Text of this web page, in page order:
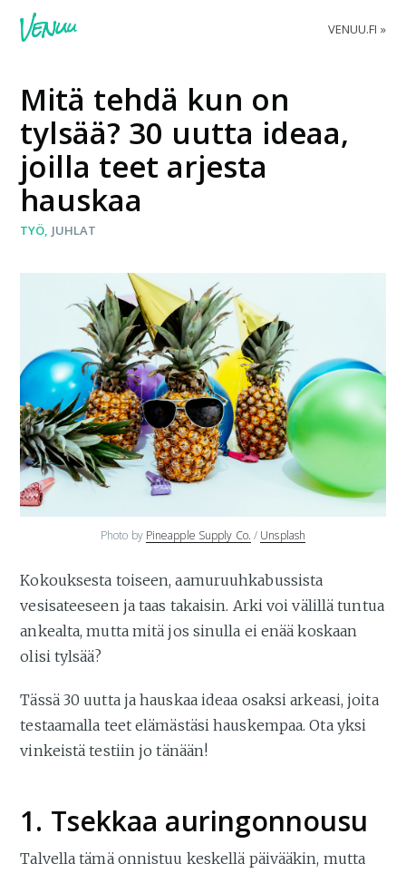
VENUU.FI
Mitä tehdä kun on
tylsää? 30 uutta ideaa,
joilla teet arjesta
hauskaa
TYÖ JUHLAT
Photo by Pineapple Supply Co. / Unsplash
Kokouksesta toiseen, aamuruuhkabussista
vesisateeseen ja taas takaisin. Arki voi välillä tuntua
ankealta, mutta mitä jos sinulla ei enää koskaan
olisi tylsää?
Tässä 30 uutta ja hauskaa ideaa osaksi arkeasi, joita
testaamalla teet elämästäsi hauskempaa. Ota yksi
vinkeistä testiin jo tänään!
1. Tsekkaa auringonnousu
Talvella tämä onnistuu keskellä päivääkin, mutta